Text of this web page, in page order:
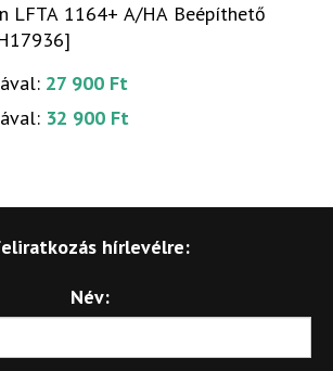
LFTA 1164+ A/HA Beépíthető
27 900 Ft
32 900 Ft
hírlevélre:
Név: